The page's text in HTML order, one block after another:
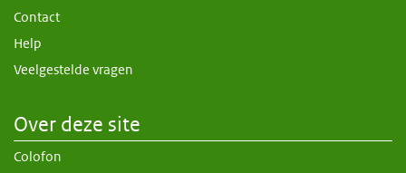
Contact
Help
Veelgestelde vragen
Over deze site
Colofon